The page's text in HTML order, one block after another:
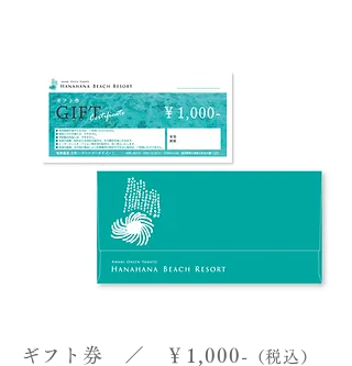
​ギフト券 ／ ￥1,000- （税込）